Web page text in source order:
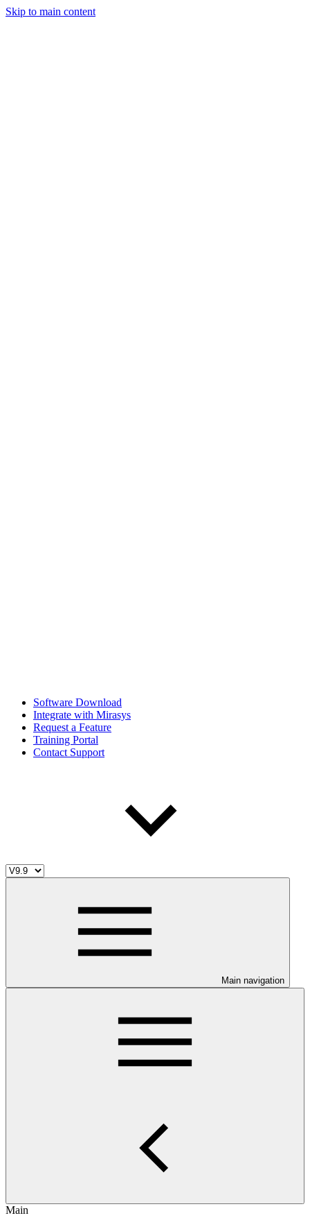
Skip to main content
Software Download
Integrate with Mirasys
Request a Feature
Training Portal
Contact Support
Main navigation
Main